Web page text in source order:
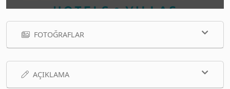
FOTOĞRAFLAR
AÇIKLAMA